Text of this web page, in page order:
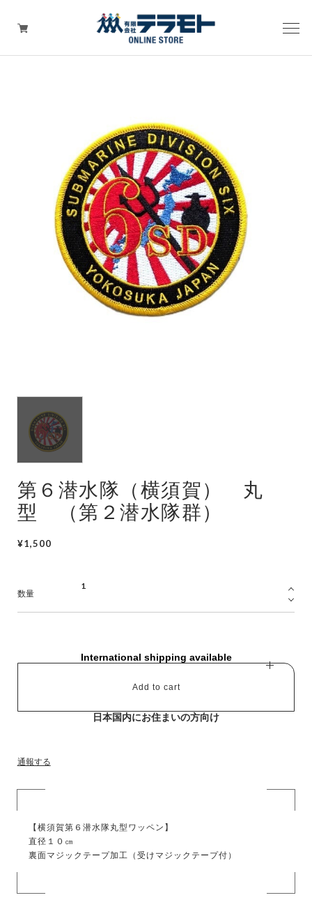
Tシャツ・ウェア
キャップ（帽子）
ZIPPO
ワッペン
その他グッズ（バッグ・タオル・ストラップ・
マスク等）
第６潜水隊（横須賀） 丸
型 （第２潜水隊群）
¥1,500
数量
International shipping available
Add to cart
日本国内にお住まいの方向け
通報する
【横須賀第６潜水隊丸型ワッペン】
直径１０㎝
裏面マジックテープ加工（受けマジックテープ付）